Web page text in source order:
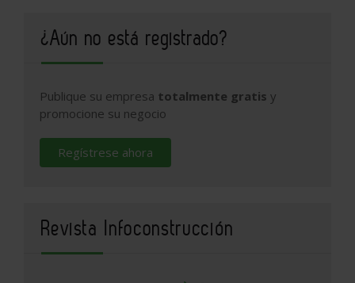
¿Aún no está registrado?
Publique su empresa totalmente gratis y
promocione su negocio
Regístrese ahora
Revista Infoconstrucción